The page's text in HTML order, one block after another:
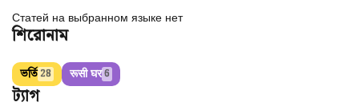
Статей на выбранном языке нет
শিরোনাম
ভর্তি 28 रूसी घर6
ট্যাগ